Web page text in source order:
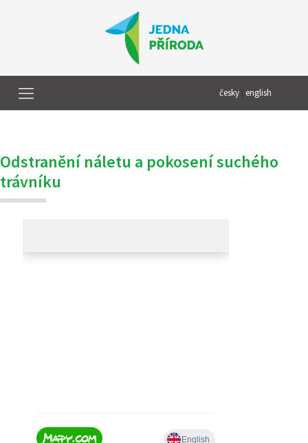
česky english
Odstranění náletu a pokosení suchého
trávníku